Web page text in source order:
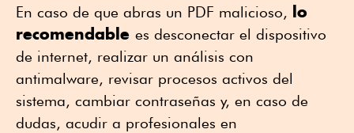
En caso de que abras un PDF malicioso, lo
recomendable es desconectar el dispositivo
de internet, realizar un análisis con
antimalware, revisar procesos activos del
sistema, cambiar contraseñas y, en caso de
dudas, acudir a profesionales en